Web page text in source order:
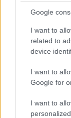
Google
I want to
related to
device
I want to
Google for
I want to
EZ IS